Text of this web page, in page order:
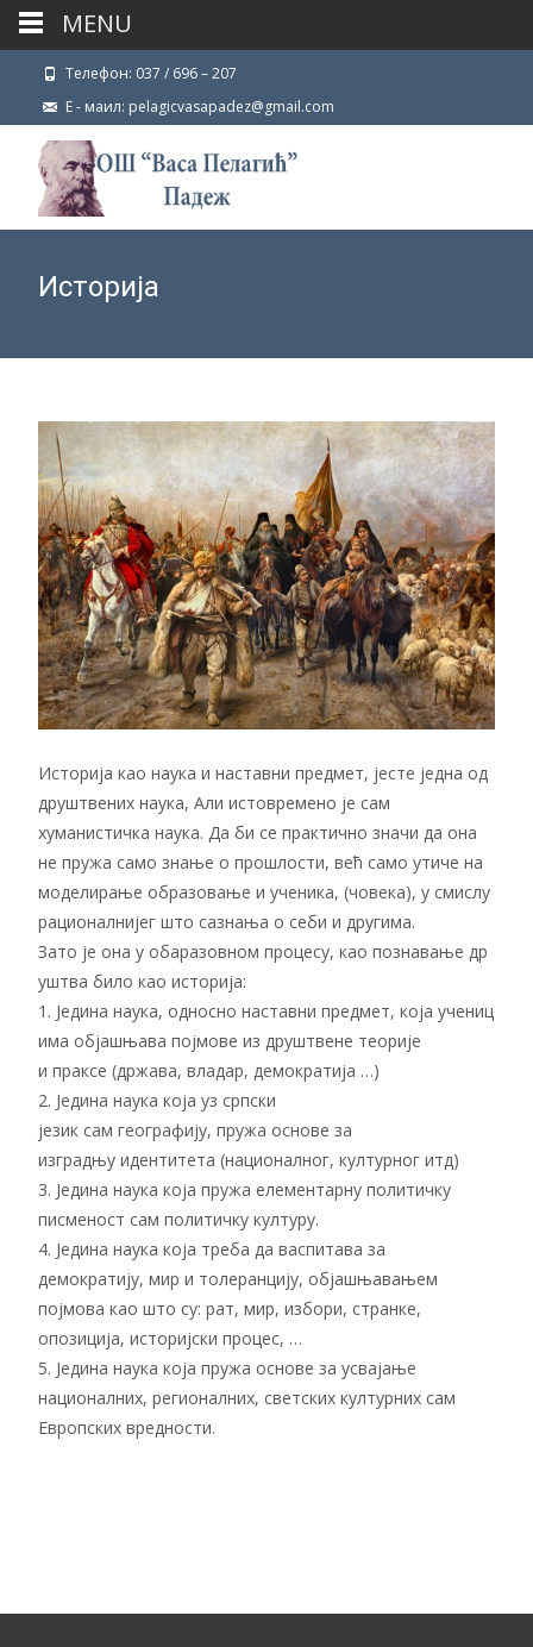
Телефон: 037 / 696 – 207
Е - маил: pelagicvasapadez@gmail.com
Историја
Историја као наука и наставни предмет, јесте једна од
друштвених наука, Али истовремено је сам
хуманистичка наука. Да би се практично значи да она
не пружа само знање о прошлости, већ само утиче на
моделирање образовање и ученика, (човека), у смислу
рационалнијег што сазнања о себи и другима.
Зато је она у обаразовном процесу, као познавање др
уштва било као историја:
1. Једина наука, односно наставни предмет, која учениц
има објашњава појмове из друштвене теорије
и праксе (држава, владар, демократија …)
2. Једина наука која уз српски
језик сам географију, пружа основе за
изградњу идентитета (националног, културног итд)
3. Једина наука која пружа елементарну политичку
писменост сам политичку културу.
4. Једина наука која треба да васпитава за
демократију, мир и толеранцију, објашњавањем
појмова као што су: рат, мир, избори, странке,
опозиција, историјски процес, …
5. Једина наука која пружа основе за усвајање
националних, регионалних, светских културних сам
Европских вредности.
MENU